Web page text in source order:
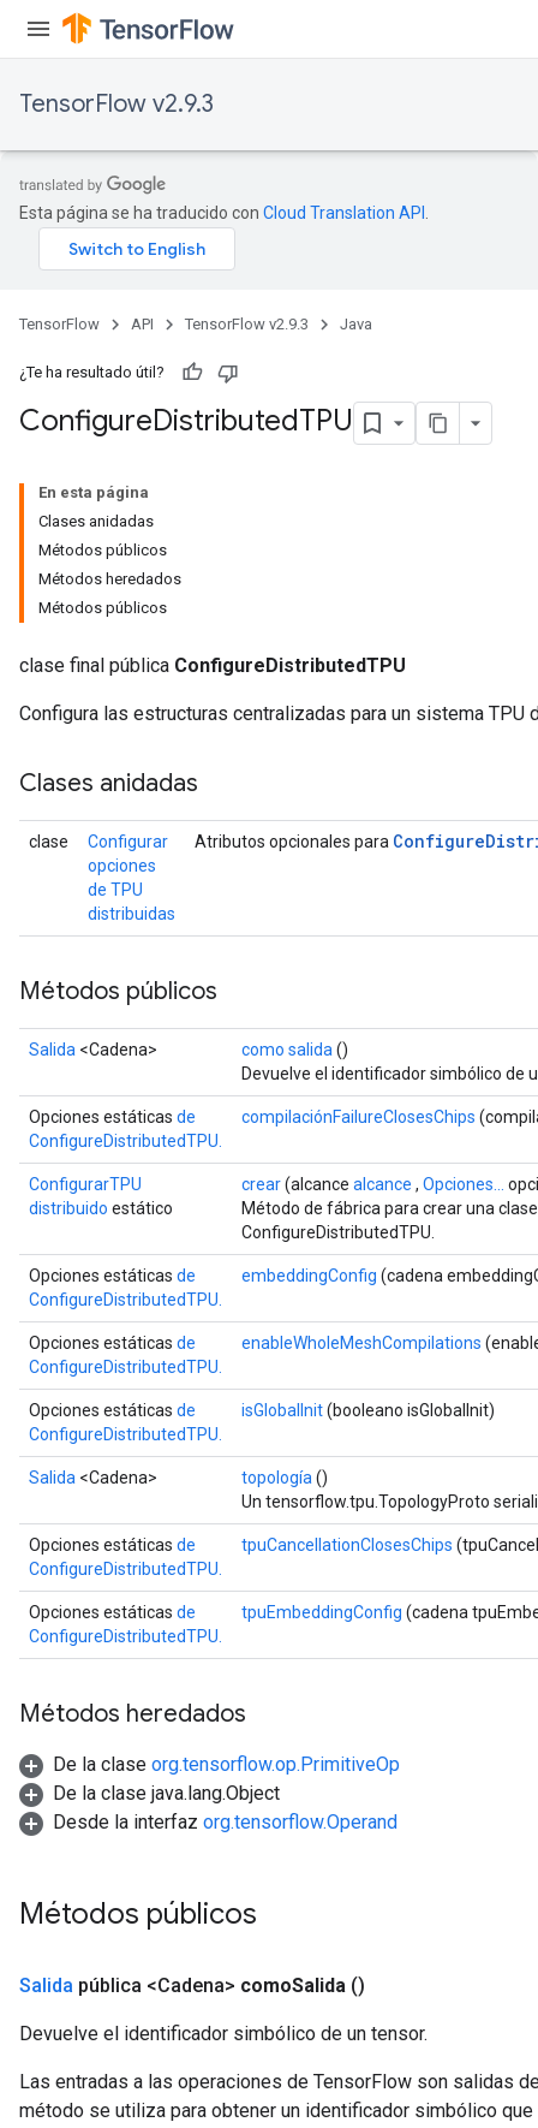
TensorFlow v2.9.3
Esta página se ha traducido con Cloud Translation API
TensorFlow API TensorFlow v2.9.3 Java
¿Te ha resultado útil?
ConfigureDistributedTPU
En esta página
Clases anidadas
Métodos públicos
Métodos heredados
Métodos públicos
clase final pública ConfigureDistributedTPU
Configura las estructuras centralizadas para un sistema TPU
Clases anidadas
clase
Configurar
opciones
de TPU
distribuidas
Atributos opcionales para Configure
Métodos públicos
Salida <Cadena> como salida ()
Devuelve el identificador simbólico de
Opciones estáticas de
ConfigureDistributedTPU.
compilaciónFailureClosesChips
ConfigurarTPU
distribuido estático
crear(alcance alcance , Opciones...
Método de fábrica para crear una
ConfigureDistributedTPU.
Opciones estáticas de
ConfigureDistributedTPU.
embeddingConfig (cadena
Opciones estáticas de
ConfigureDistributedTPU.
enableWholeMeshCompilations
Opciones estáticas de
ConfigureDistributedTPU.
isGlobalInit(booleano isGlobalInit)
Salida <Cadena> topología ()
Un tensorflow.tpu.TopologyProto
Opciones estáticas de
ConfigureDistributedTPU.
tpuCancellationClosesChips
Opciones estáticas de
ConfigureDistributedTPU.
tpuEmbeddingConfig (cadena
Métodos heredados
De la clase org.tensorflow.op.PrimitiveOp
De la clase java.lang.Object
Desde la interfaz org.tensorflow.Operand
Métodos públicos
Salida pública <Cadena> comoSalida ()
Devuelve el identificador simbólico de un tensor.
Las entradas a las operaciones de TensorFlow son salidas
método se utiliza para obtener un identificador simbólico